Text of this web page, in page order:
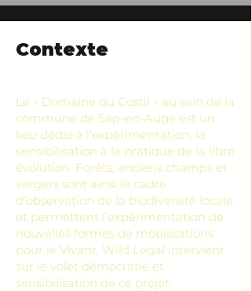
Contexte
Le « Domaine du Costil » au sein de la
commune de Sap-en-Auge est un
lieu dédié à l'expérimentation, la
sensibilisation à la pratique de la libre
évolution. Forêts, anciens champs et
vergers sont ainsi le cadre
d’observation de la biodiversité locale
et permettent l’expérimentation de
nouvelles formes de mobilisations
pour le Vivant. Wild Legal intervient
sur le volet démocratie et
sensibilisation de ce projet.